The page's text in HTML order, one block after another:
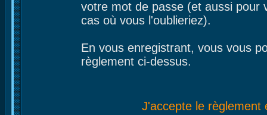
votre mot de passe (et aussi pour
cas où vous l'oublieriez).
En vous enregistrant, vous vous
règlement ci-dessus.
J'accepte le règlement